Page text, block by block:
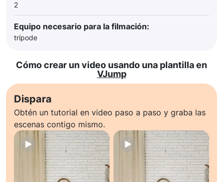
2
Equipo necesario para la filmación:
trípode
Cómo crear un video usando una plantilla en
VJump
Dispara
Obtén un tutorial en video paso a paso y graba las
escenas contigo mismo.